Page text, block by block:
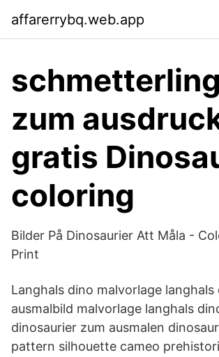
affarerrybq.web.app
zum
gratis
coloring
Bilder På Dinosaurier Att Måla -
Print
Langhals dino malvorlage langhals
ausmalbild malvorlage langhals
dinosaurier zum ausmalen
pattern silhouette cameo